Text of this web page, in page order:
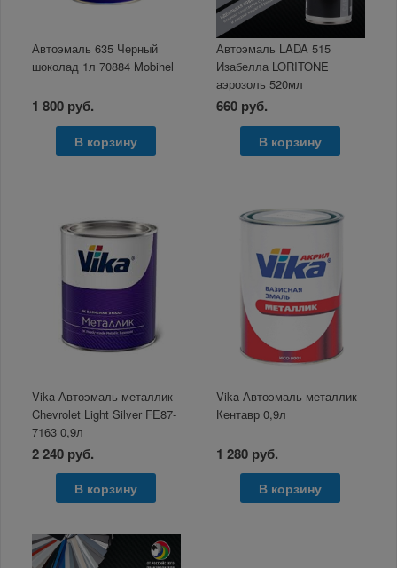
Автоэмаль 635 Черный
шоколад 1л 70884 Mobihel
1 800 руб.
В корзину
Автоэмаль LADA 515
Изабелла LORITONE
аэрозоль 520мл
660 руб.
В корзину
Vika Автоэмаль металлик
Chevrolet Light Silver FE87-
7163 0,9л
2 240 руб.
В корзину
Vika Автоэмаль металлик
Кентавр 0,9л
1 280 руб.
В корзину